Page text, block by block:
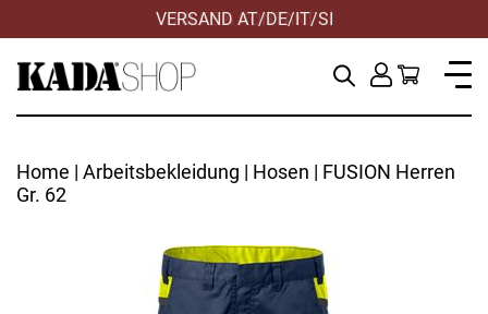
VERSAND AT/DE/IT/SI
Home | Arbeitsbekleidung | Hosen | FUSION Herren
Gr. 62